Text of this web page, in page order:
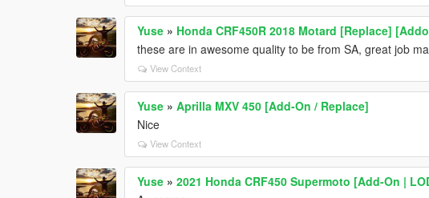
Yuse » Honda CRF450R 2018 Motard [Replace]
these are in awesome quality to be from SA, great job
View Context
Yuse »Aprilla MXV 450 [Add-On / Replace]
Nice
View Context
Yuse »2021 Honda CRF450 Supermoto [Add-On |